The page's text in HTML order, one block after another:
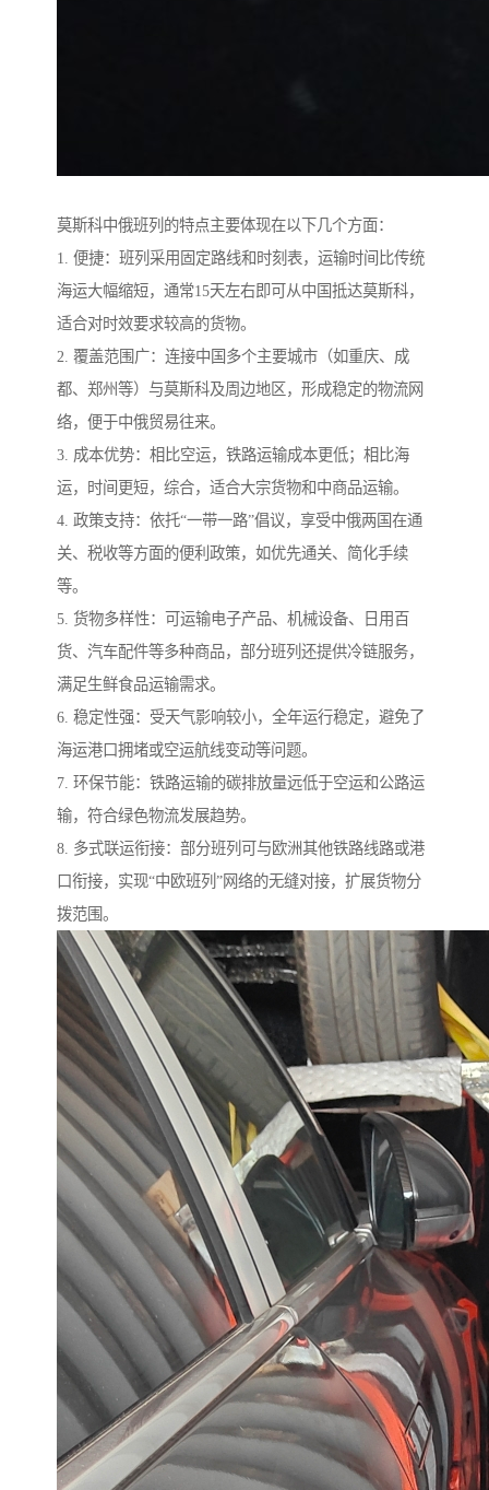
莫斯科中俄班列的特点主要体现在以下几个方面：
1. 便捷：班列采用固定路线和时刻表，运输时间比传统
海运大幅缩短，通常15天左右即可从中国抵达莫斯科，
适合对时效要求较高的货物。
2. 覆盖范围广：连接中国多个主要城市（如重庆、成
都、郑州等）与莫斯科及周边地区，形成稳定的物流网
络，便于中俄贸易往来。
3. 成本优势：相比空运，铁路运输成本更低；相比海
运，时间更短，综合，适合大宗货物和中商品运输。
4. 政策支持：依托“一带一路”倡议，享受中俄两国在通
关、税收等方面的便利政策，如优先通关、简化手续
等。
5. 货物多样性：可运输电子产品、机械设备、日用百
货、汽车配件等多种商品，部分班列还提供冷链服务，
满足生鲜食品运输需求。
6. 稳定性强：受天气影响较小，全年运行稳定，避免了
海运港口拥堵或空运航线变动等问题。
7. 环保节能：铁路运输的碳排放量远低于空运和公路运
输，符合绿色物流发展趋势。
8. 多式联运衔接：部分班列可与欧洲其他铁路线路或港
口衔接，实现“中欧班列”网络的无缝对接，扩展货物分
拨范围。